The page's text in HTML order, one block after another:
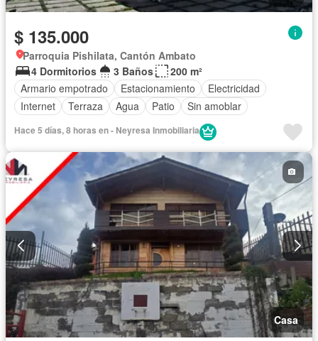
$ 135.000
Parroquia Pishilata, Cantón Ambato
4 Dormitorios
3 Baños
200 m²
Armario empotrado
Estacionamiento
Electricidad
Internet
Terraza Agua Patio Sin amoblar
Hace 5 días, 8 horas en - Neyresa Inmobiliaria
Casa